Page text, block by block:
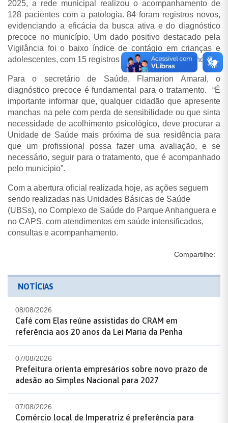
2025, a rede municipal realizou o acompanhamento de
128 pacientes com a patologia. 84 foram registros novos,
evidenciando a eficácia da busca ativa e do diagnóstico
precoce no município. Um dado positivo destacado pela
Vigilância foi o baixo índice de contágio em crianças e
adolescentes, com 15 registros em menores de 15 anos.
Para o secretário de Saúde, Flamarion Amaral, o
diagnóstico precoce é fundamental para o tratamento. “É
importante informar que, qualquer cidadão que apresente
manchas na pele com perda de sensibilidade ou que sinta
necessidade de acolhimento psicológico, deve procurar a
Unidade de Saúde mais próxima de sua residência para
que um profissional possa fazer uma avaliação, e se
necessário, seguir para o tratamento, que é acompanhado
pelo município”.
Com a abertura oficial realizada hoje, as ações seguem
sendo realizadas nas Unidades Básicas de Saúde
(UBSs), no Complexo de Saúde do Parque Anhanguera e
no CAPS, com atendimentos em saúde intensificados,
consultas e acompanhamento.
Compartilhe:
NOTÍCIAS
08/08/2026
Café com Elas reúne assistidas do CRAM em
referência aos 20 anos da Lei Maria da Penha
07/08/2026
Prefeitura orienta empresários sobre novo prazo de
adesão ao Simples Nacional para 2027
07/08/2026
Comércio local de Imperatriz é preferência para